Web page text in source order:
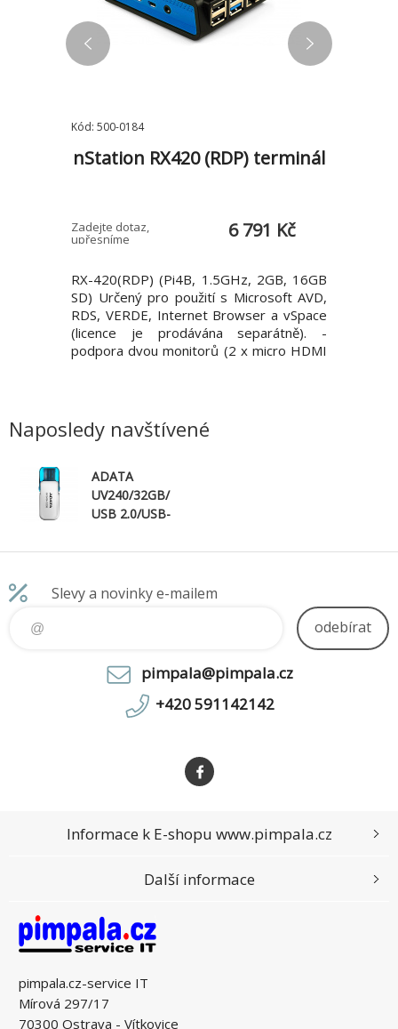
DIMM
Kód: 500-0184
nStation RX420 (RDP) terminál
Zadejte dotaz,
upřesníme 6 791 Kč
RX-420(RDP) (Pi4B, 1.5GHz, 2GB, 16GB
SD) Určený pro použití s Microsoft AVD,
RDS, VERDE, Internet Browser a vSpace
(licence je prodávána separátně). -
podpora dvou monitorů (2 x micro HDMI
Kensington security port
Naposledy navštívené
ADATA
UV240/32GB/
USB 2.0/USB-
Slevy a novinky e-mailem
odebírat
pimpala@pimpala.cz
+420 591142142
pimpala.cz-service IT
Mírová 297/17
70300 Ostrava - Vítkovice
Informace k E-shopu www.pimpala.cz
Další informace